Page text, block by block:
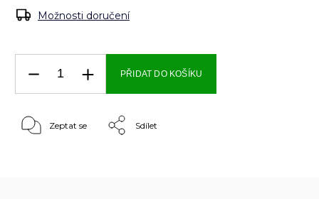
Možnosti doručení
PŘIDAT DO KOŠÍKU
Zeptat se Sdílet